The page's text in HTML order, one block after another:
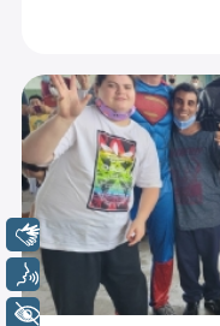
Libras
+ Acessibilidade